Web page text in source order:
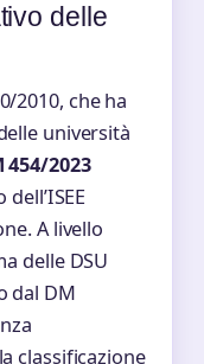
delle
2010, che ha
università
454/2023
A livello
delle DSU
dal DM
classificazione